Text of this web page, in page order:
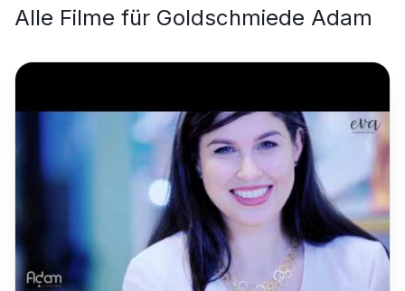
Alle Filme für Goldschmiede Adam